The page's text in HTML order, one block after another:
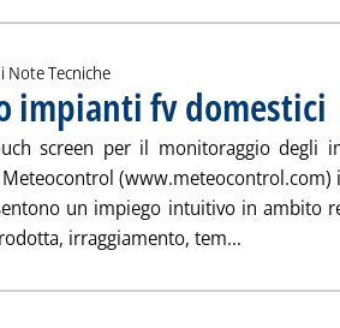
Note Tecniche
impianti fv domestici
screen per il monitoraggio degli
(www.meteocontrol.com)
un impiego intuitivo in ambito
irraggiamento, tem...